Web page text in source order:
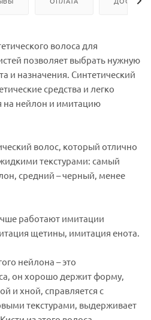
волоса для
позволяет выбрать нужную
и назначения. Синтетический
средства и легко
на нейлон и имитацию
волос, который отлично
текстурами: самый
средний – черный, менее
работают имитации
щетины, имитация енота.
нейлона – это
он хорошо держит форму,
и хной, справляется с
текстурами, выдерживает